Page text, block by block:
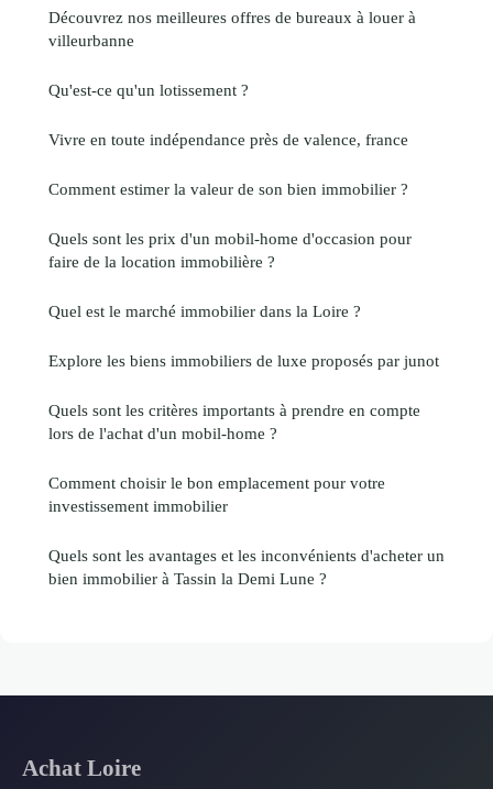
Découvrez nos meilleures offres de bureaux à louer à
villeurbanne
Qu'est-ce qu'un lotissement ?
Vivre en toute indépendance près de valence, france
Comment estimer la valeur de son bien immobilier ?
Quels sont les prix d'un mobil-home d'occasion pour
faire de la location immobilière ?
Quel est le marché immobilier dans la Loire ?
Explore les biens immobiliers de luxe proposés par junot
Quels sont les critères importants à prendre en compte
lors de l'achat d'un mobil-home ?
Comment choisir le bon emplacement pour votre
investissement immobilier
Quels sont les avantages et les inconvénients d'acheter un
bien immobilier à Tassin la Demi Lune ?
Achat Loire